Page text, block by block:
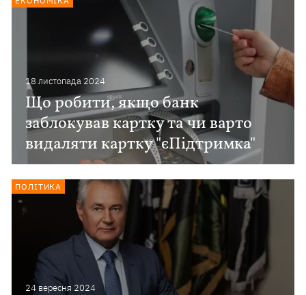
18 листопада 2024
Що робити, якщо банк
заблокував картку та чи варто
видаляти картку "єПідтримка"
24 вересня 2024
ПОЛІТИКА